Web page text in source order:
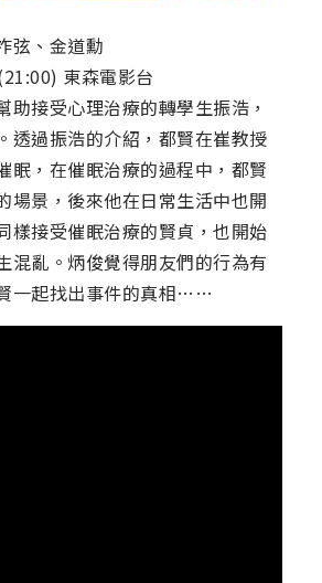
弦、金道勳
東森電影台
助接受心理治療的轉學生振浩，
透過振浩的介紹，都賢在崔教授
眠，在催眠治療的過程中，都賢
場景，後來他在日常生活中也開
樣接受催眠治療的賢貞，也開始
混亂。炳俊覺得朋友們的行為有
一起找出事件的真相……